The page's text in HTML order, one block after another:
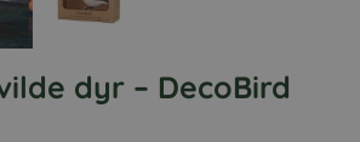
dyr – DecoBird